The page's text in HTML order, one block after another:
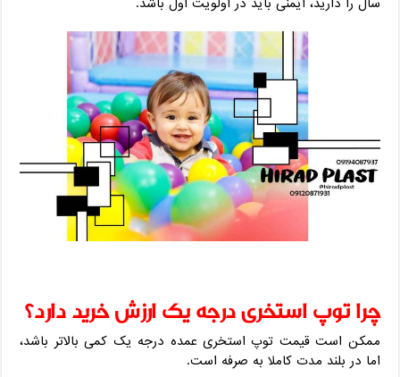
چرا توپ استخری درجه یک ارزش خرید دارد؟
ممکن است قیمت توپ استخری عمده درجه یک کمی بالاتر باشد،
اما در بلند مدت کاملا به ‌صرفه است.